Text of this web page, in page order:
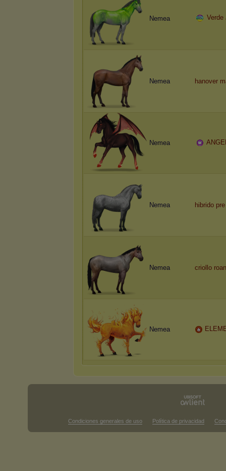
Nemea Verde
Nemea hanover
Nemea
Nemea hibrido
Nemea criollo
Nemea
Condiciones generales de uso Política de privacidad